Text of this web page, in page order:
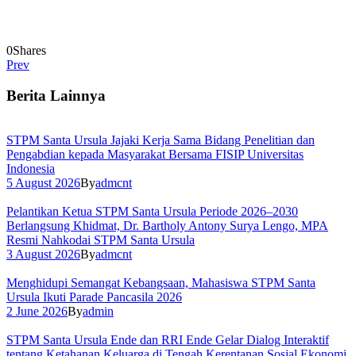
0Shares
Prev
Berita Lainnya
STPM Santa Ursula Jajaki Kerja Sama Bidang Penelitian dan
Pengabdian kepada Masyarakat Bersama FISIP Universitas
Indonesia
5 August 2026Byadmcnt
Pelantikan Ketua STPM Santa Ursula Periode 2026–2030
Berlangsung Khidmat, Dr. Bartholy Antony Surya Lengo, MPA
Resmi Nahkodai STPM Santa Ursula
3 August 2026Byadmcnt
Menghidupi Semangat Kebangsaan, Mahasiswa STPM Santa
Ursula Ikuti Parade Pancasila 2026
2 June 2026Byadmin
STPM Santa Ursula Ende dan RRI Ende Gelar Dialog Interaktif